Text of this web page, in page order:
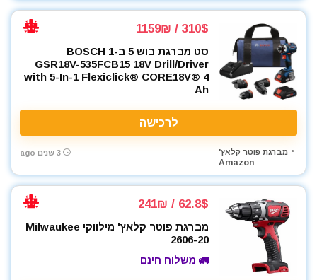
310$ / 1159₪
סט מברגת בוש 5 ב-1 BOSCH
GSR18V-535FCB15 18V Drill/Driver
with 5-In-1 Flexiclick® CORE18V® 4
Ah
לרכישה
מברגת פוטר קלאץ'
Amazon
3 שנים ago
62.8$ / 241₪
מברגת פוטר קלאץ' מילווקי Milwaukee
2606-20
🚛 משלוח חינם